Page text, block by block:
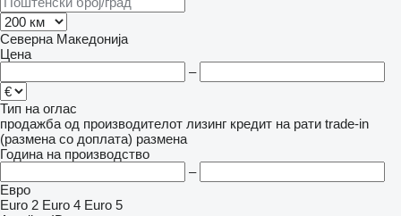
Северна Македонија
Цена
–
Тип на оглас
продажба од производителот лизинг кредит на рати trade-in
(размена со доплата) размена
Година на производство
–
Евро
Euro 2 Euro 4 Euro 5